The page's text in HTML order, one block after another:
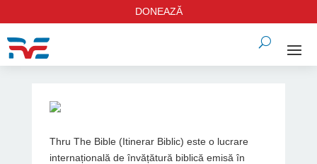
DONEAZĂ
Thru The Bible (Itinerar Biblic) este o lucrare
internațională de învățătură biblică emisă în